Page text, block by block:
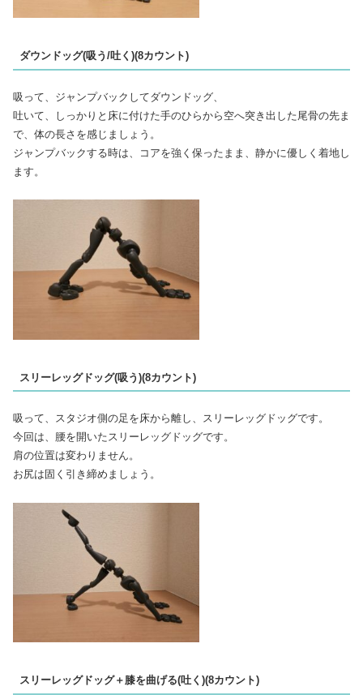
ダウンドッグ(吸う/吐く)(8カウント)
吸って、ジャンプバックしてダウンドッグ、
吐いて、しっかりと床に付けた手のひらから空へ突き出した尾骨の先ま
で、体の長さを感じましょう。
ジャンプバックする時は、コアを強く保ったまま、静かに優しく着地し
ます。
スリーレッグドッグ(吸う)(8カウント)
吸って、スタジオ側の足を床から離し、スリーレッグドッグです。
今回は、腰を開いたスリーレッグドッグです。
肩の位置は変わりません。
お尻は固く引き締めましょう。
スリーレッグドッグ＋膝を曲げる(吐く)(8カウント)